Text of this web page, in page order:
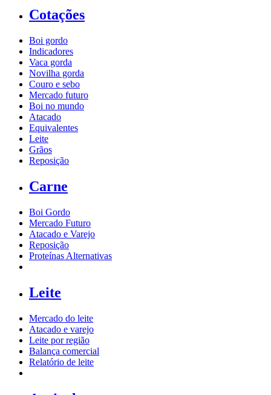
Cotações
Boi gordo
Indicadores
Vaca gorda
Novilha gorda
Couro e sebo
Mercado futuro
Boi no mundo
Atacado
Equivalentes
Leite
Grãos
Reposição
Carne
Boi Gordo
Mercado Futuro
Atacado e Varejo
Reposição
Proteínas Alternativas
Leite
Mercado do leite
Atacado e varejo
Leite por região
Balança comercial
Relatório de leite